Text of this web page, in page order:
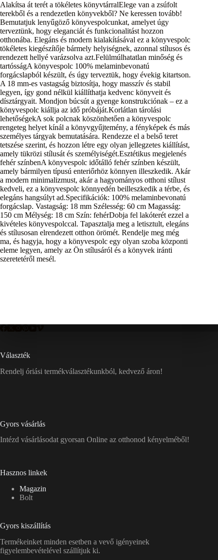
Alakítsa át terét a tökéletes könyvtárralElege van a zsúfolt
terekből és a rendezetlen könyvekből? Ne keressen tovább!
Bemutatjuk lenyűgöző könyvespolcunkat, amelyet úgy
terveztünk, hogy eleganciát és funkcionalitást hozzon
otthonába. Elegáns és modern kialakításával ez a könyvespolc
tökéletes kiegészítője bármely helyiségnek, azonnal stílusos és
rendezett hellyé varázsolva azt.Felülmúlhatatlan minőség és
tartósságA könyvespolc 100% melaminbevonatú
forgácslapból készült, és úgy terveztük, hogy évekig kitartson.
A 18 mm-es vastagság biztosítja, hogy masszív és stabil
legyen, így gond nélkül kiállíthatja kedvenc könyveit és
dísztárgyait. Mondjon búcsút a gyenge konstrukciónak – ez a
könyvespolc kiállja az idő próbáját.Korlátlan tárolási
lehetőségekA sok polcnak köszönhetően a könyvespolc
rengeteg helyet kínál a könyvgyűjtemény, a fényképek és más
személyes tárgyak bemutatására. Rendezze el a belső teret
tetszése szerint, és hozzon létre egy olyan jellegzetes kiállítást,
amely tükrözi stílusát és személyiségét.Esztétikus megjelenés
fehér színbenA könyvespolc időtálló fehér színben készült,
amely bármilyen típusú enteriőrhöz könnyen illeszkedik. Akár
a modern minimalizmust, akár a hagyományos otthoni stílust
kedveli, ez a könyvespolc könnyedén beilleszkedik a térbe, és
elegáns hangsúlyt ad.Specifikációk: 100% melaminbevonatú
forgácslap. Vastagság: 18 mm Szélesség: 60 cm Magasság:
150 cm Mélység: 18 cm Szín: fehérDobja fel lakóterét ezzel a
kivételes könyvespolccal. Tapasztalja meg a letisztult, elegáns
és stílusosan elrendezett otthon örömét. Rendelje meg még
ma, és hagyja, hogy a könyvespolc egy olyan szoba központi
eleme legyen, amely az Ön stílusáról és a könyvek iránti
szeretetéről mesél.
Választék
Rendelj óriási termékválasztékunkból, kedvező áron!
Gyors vásárlás
Intézd vásárlásodat gyorsan Online az otthonod kényelméből!
Hasznos linkek
Magazin
Bolt
Gyors kiszállítás
Termékeinket minden esetben a vevő igényeinek
figyelembevételével szállítjuk ki.